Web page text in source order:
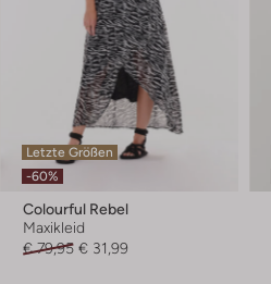
Letzte Größen
-60%
Colourful Rebel
Maxikleid
€ 79,95 € 31,99